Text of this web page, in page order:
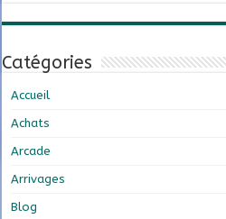
Catégories
Accueil
Achats
Arcade
Arrivages
Blog